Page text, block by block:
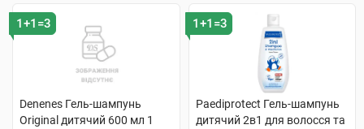
1+1=3
Denenes Гель-шампунь
Original дитячий 600 мл 1
1+1=3
Paediprotect Гель-шампунь
дитячий 2в1 для волосся та